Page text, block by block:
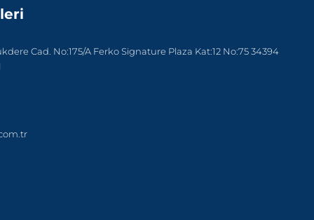
Cad. No:175/A Ferko Signature Plaza Kat:12 No:75 34394